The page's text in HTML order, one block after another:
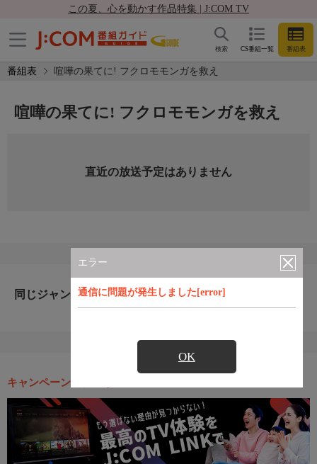
この夏、心を動かす作品特集 | J:COM TV
CS番組一覧 番組表
検索
番組表 喧嘩の果てに! フクロモモンガを救え
エラー
通信に問題が発生しました[error]
OK
喧嘩の果てに! フクロモモンガを救え
直近の放送予定はありません
同じジャンルのおすすめ番組
キャンペーン・お得な情報